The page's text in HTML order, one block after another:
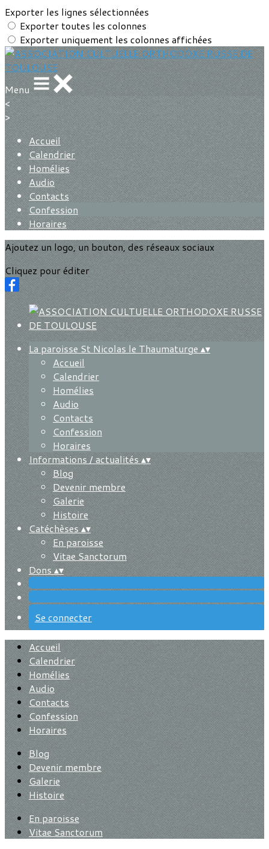
Exporter les lignes sélectionnées
Exporter toutes les colonnes
Exporter uniquement les colonnes affichées
Menu
<
>
Accueil
Calendrier
Homélies
Audio
Contacts
Confession
Horaires
Ajoutez un logo, un bouton, des réseaux sociaux
Cliquez pour éditer
La paroisse St Nicolas le Thaumaturge ▴▾
Accueil
Calendrier
Homélies
Audio
Contacts
Confession
Horaires
Informations / actualités▴▾
Blog
Devenir membre
Galerie
Histoire
Catéchèses▴▾
En paroisse
Vitae Sanctorum
Dons▴▾
Se connecter
Accueil
Calendrier
Homélies
Audio
Contacts
Confession
Horaires
Blog
Devenir membre
Galerie
Histoire
En paroisse
Vitae Sanctorum